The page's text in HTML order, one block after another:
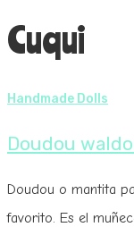
Cuqui
Handmade Dolls
Doudou
Doudou o mantita
favorito. Es el